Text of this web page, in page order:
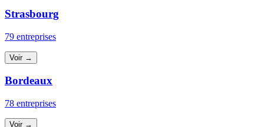
Strasbourg
79 entreprises
Voir →
Bordeaux
78 entreprises
Voir →